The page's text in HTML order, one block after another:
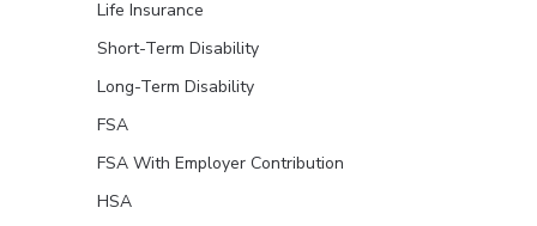
Life Insurance
Short-Term Disability
Long-Term Disability
FSA
FSA With Employer Contribution
HSA